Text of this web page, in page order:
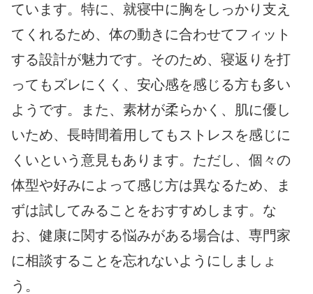
ています。特に、就寝中に胸をしっかり支え
てくれるため、体の動きに合わせてフィット
する設計が魅力です。そのため、寝返りを打
ってもズレにくく、安心感を感じる方も多い
ようです。また、素材が柔らかく、肌に優し
いため、長時間着用してもストレスを感じに
くいという意見もあります。ただし、個々の
体型や好みによって感じ方は異なるため、ま
ずは試してみることをおすすめします。な
お、健康に関する悩みがある場合は、専門家
に相談することを忘れないようにしましょ
う。